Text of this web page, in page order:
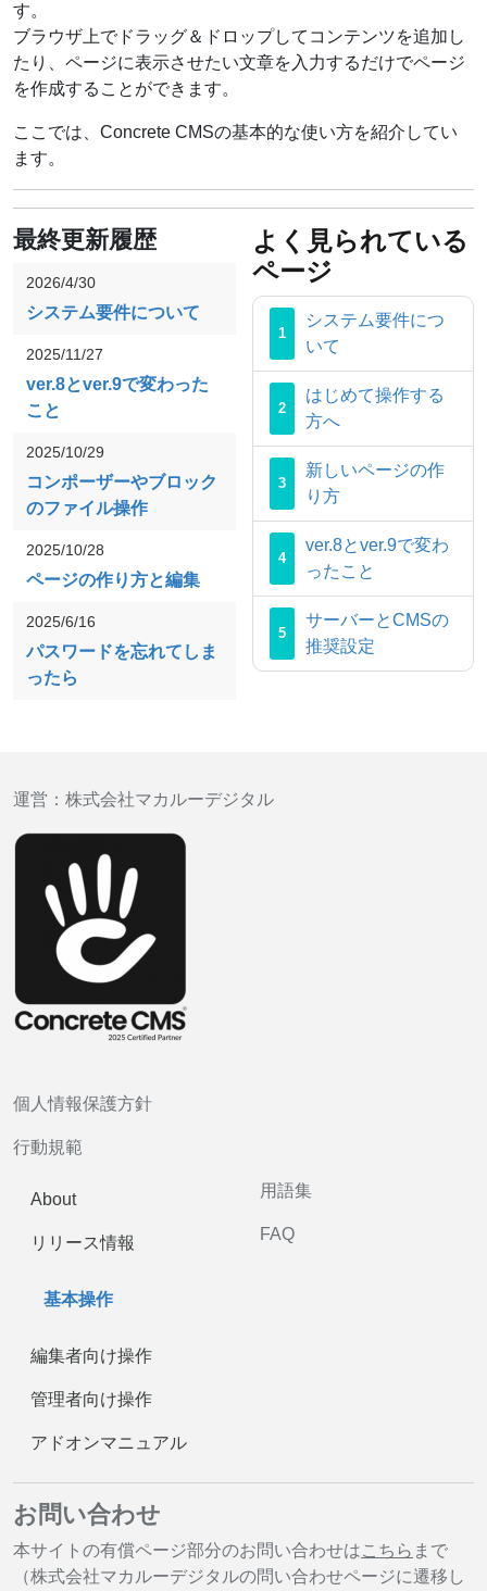
す。
ブラウザ上でドラッグ＆ドロップしてコンテンツを追加し
たり、ページに表示させたい文章を入力するだけでページ
を作成することができます。
ここでは、Concrete CMSの基本的な使い方を紹介してい
ます。
最終更新履歴
2026/4/30
システム要件について
2025/11/27
ver.8とver.9で変わった
こと
2025/10/29
コンポーザーやブロック
のファイル操作
2025/10/28
ページの作り方と編集
2025/6/16
パスワードを忘れてしま
ったら
よく見られている
ページ
システム要件につ
いて
はじめて操作する
方へ
新しいページの作
り方
ver.8とver.9で変わ
ったこと
サーバーとCMSの
推奨設定
運営： 株式会社マカルーデジタル
個人情報保護方針
行動規範
About
リリース情報
基本操作
編集者向け操作
管理者向け操作
アドオンマニュアル
用語集
FAQ
お問い合わせ
本サイトの有償ページ部分のお問い合わせはこちら まで
（株式会社マカルーデジタルの問い合わせページに遷移し